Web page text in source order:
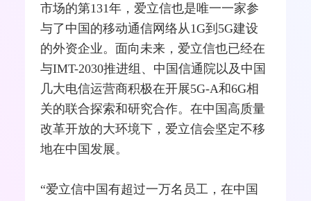
市场的第131年，爱立信也是唯一一家参
与了中国的移动通信网络从1G到5G建设
的外资企业。面向未来，爱立信也已经在
与IMT-2030推进组、中国信通院以及中国
几大电信运营商积极在开展5G-A和6G相
关的联合探索和研究合作。在中国高质量
改革开放的大环境下，爱立信会坚定不移
地在中国发展。
“爱立信中国有超过一万名员工，在中国